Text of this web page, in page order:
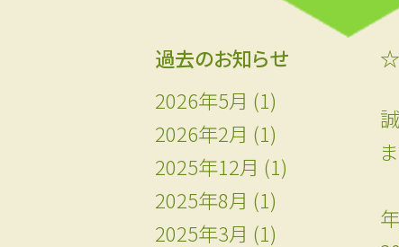
☆
過去のお知らせ
2026年5月 (1)
2026年2月 (1)
2025年12月 (1)
2025年8月 (1)
2025年3月 (1)